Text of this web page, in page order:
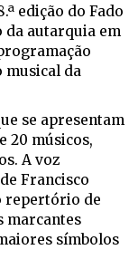
edição do Fado
autarquia em
da
se apresentam
20 músicos,
A voz
Francisco
repertório de
marcantes
símbolos